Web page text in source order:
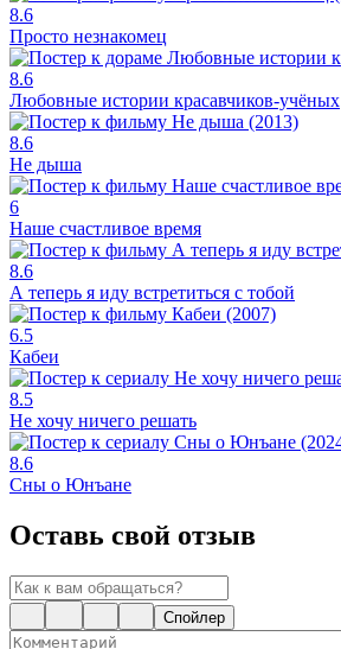
8.6
Просто незнакомец
8.6
Любовные истории красавчиков-учёных
8.6
Не дыша
6
Наше счастливое время
8.6
А теперь я иду встретиться с тобой
6.5
Кабеи
8.5
Не хочу ничего решать
8.6
Сны о Юнъане
Оставь свой отзыв
Спойлер